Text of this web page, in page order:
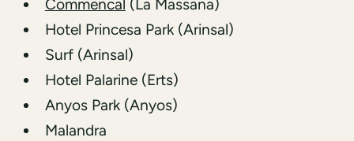
Commencal (La Massana)
Hotel Princesa Park (Arinsal)
Surf (Arinsal)
Hotel Palarine (Erts)
Anyos Park (Anyos)
Malandra